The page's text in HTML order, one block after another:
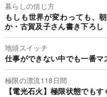
暮らしの信じ方
もしも世界が変わっても、
か・古賀及子さん書き下ろし
地頭スイッチ
仕事ができない中でも一番マ
極限の漂流118日間
【電光石火】極限状態でも